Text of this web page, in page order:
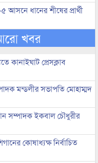
ধানের শীষের প্রার্থী
খবর
কানাইঘাট প্রেসক্লাব
মন্ডলীর সভাপতি মোহাম্মদ
সম্পাদক ইকবাল চৌধুরীর
কোষাধ্যক্ষ নির্বাচিত